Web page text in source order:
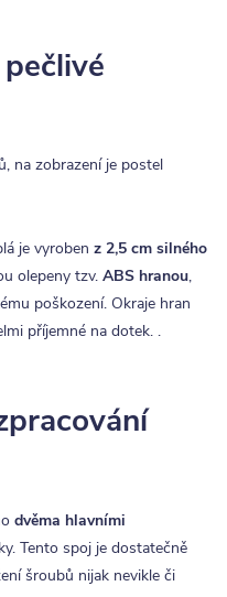
na zobrazení je postel
je vyroben z 2,5 cm silného
olepeny tzv. ABS hranou,
poškození. Okraje hran
příjemné na dotek. .
dvěma hlavními
Tento spoj je dostatečně
šroubů nijak nevikle či